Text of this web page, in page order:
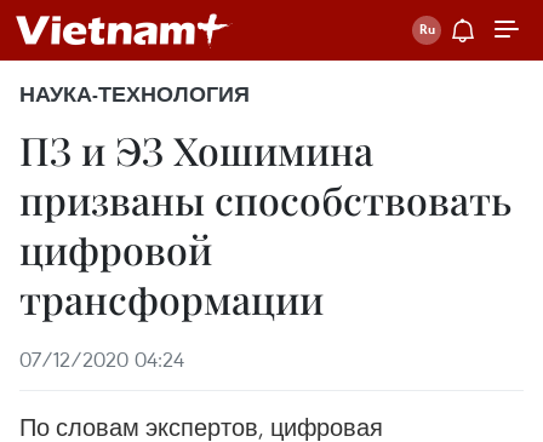
НАУКА-ТЕХНОЛОГИЯ
ПЗ и ЭЗ Хошимина
призваны способствовать
цифровой
трансформации
07/12/2020 04:24
По словам экспертов, цифровая